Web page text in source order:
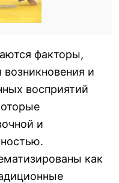
факторы,
и
восприятий
и
как